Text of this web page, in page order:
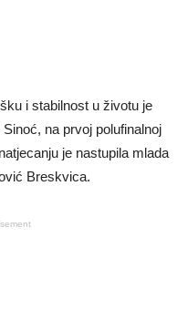
i stabilnost u životu je
na prvoj polufinalnoj
je nastupila mlada
Breskvica.